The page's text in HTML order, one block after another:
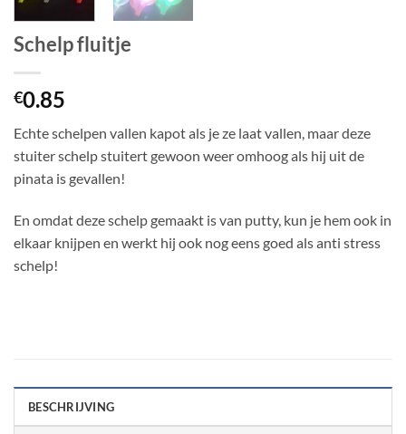
Schelp fluitje
€0.85
Echte schelpen vallen kapot als je ze laat vallen, maar deze
stuiter schelp stuitert gewoon weer omhoog als hij uit de
pinata is gevallen!
En omdat deze schelp gemaakt is van putty, kun je hem ook in
elkaar knijpen en werkt hij ook nog eens goed als anti stress
schelp!
BESCHRIJVING